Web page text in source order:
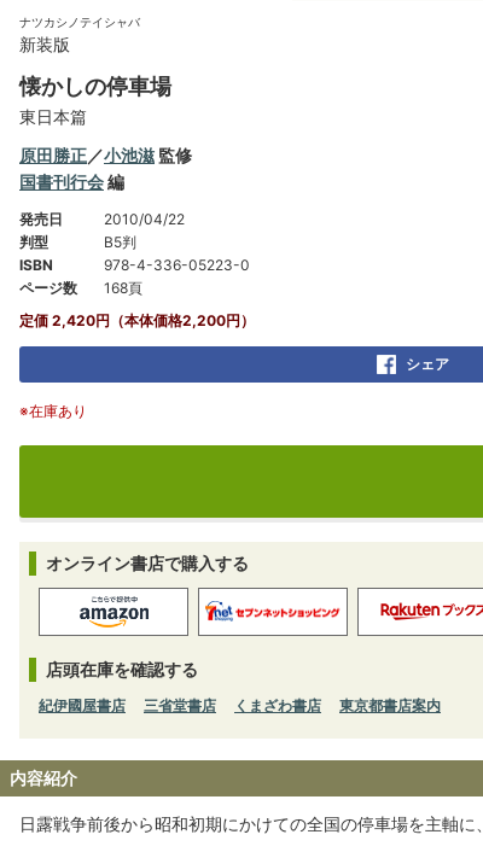
ナツカシノテイシャバ
新装版
懐かしの停車場
東日本篇
原田勝正／小池滋 監修
国書刊行会編
発売日
2010/04/22
判型
B5判
ISBN
978-4-336-05223-0
ページ数
168頁
定価 2,420円（本体価格2,200円）
シェア
※在庫あり
オンライン書店で購入する
店頭在庫を確認する
紀伊國屋書店 三省堂書店 くまざわ書店 東京都書店案内
内容紹介
日露戦争前後から昭和初期にかけての全国の停車場を主軸